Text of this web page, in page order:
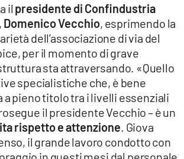
il presidente di Confindustria
, Domenico Vecchio, esprimendo la
dell’associazione di via del
per il momento di grave
sta attraversando. «Quello
specialistiche che, è bene
a pieno titolo tra i livelli essenziali
il presidente Vecchio – è un
rispetto e attenzione . Giova
il grande lavoro condotto con